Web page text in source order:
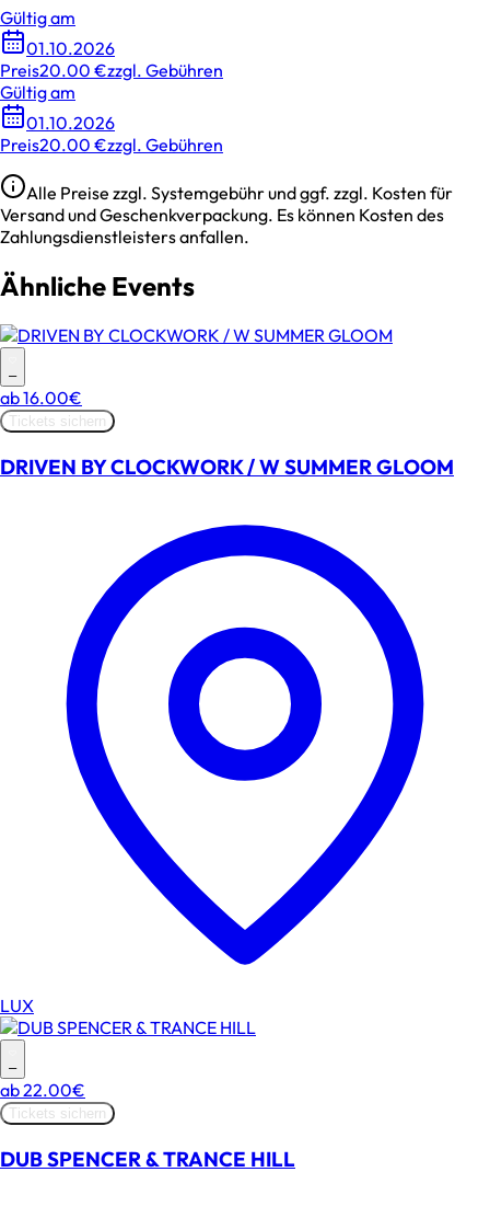
Gültig am
01.10.2026
Preis20.00 €zzgl. Gebühren
Gültig am
01.10.2026
Preis20.00 €zzgl. Gebühren
Alle Preise zzgl. Systemgebühr und ggf. zzgl. Kosten für
Versand und Geschenkverpackung. Es können Kosten des
Zahlungsdienstleisters anfallen.
Ähnliche Events
–
ab16.00€
Tickets sichern
DRIVEN BY CLOCKWORK / W SUMMER GLOOM
LUX
–
ab22.00€
Tickets sichern
DUB SPENCER & TRANCE HILL